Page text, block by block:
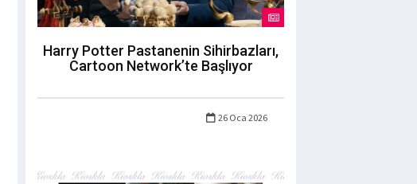
Harry Potter Pastanenin Sihirbazları,
Cartoon Network’te Başlıyor
26 Oca 2026